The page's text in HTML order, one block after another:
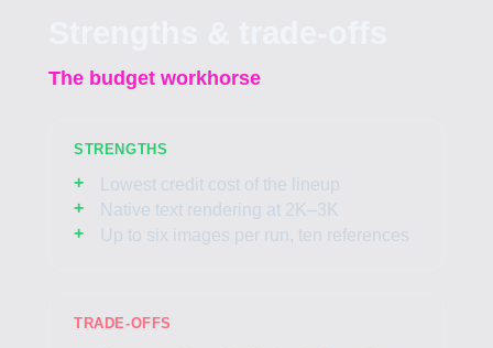
The budget workhorse
STRENGTHS
Lowest credit cost of the lineup
Native text rendering at 2K–3K
Up to six images per run, ten references
TRADE-OFFS